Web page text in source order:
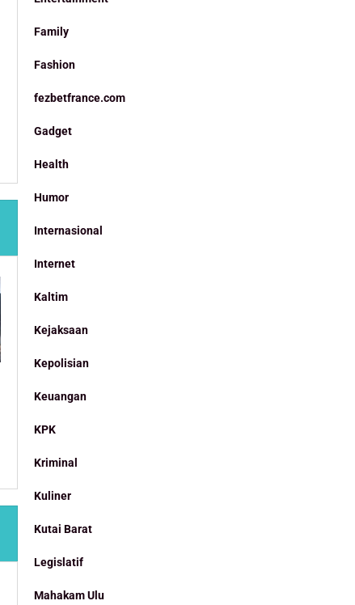
Family
Fashion
fezbetfrance.com
Gadget
Health
Humor
Internasional
Internet
Kaltim
Kejaksaan
Kepolisian
Keuangan
KPK
Kriminal
Kuliner
Kutai Barat
Legislatif
Mahakam Ulu